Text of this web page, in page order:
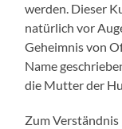
werden. Dieser
natürlich vor
Geheimnis von
Name
die Mutter der
Zum